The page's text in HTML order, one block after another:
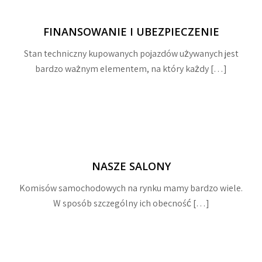
FINANSOWANIE I UBEZPIECZENIE
Stan techniczny kupowanych pojazdów używanych jest
bardzo ważnym elementem, na który każdy […]
NASZE SALONY
Komisów samochodowych na rynku mamy bardzo wiele.
W sposób szczególny ich obecność […]